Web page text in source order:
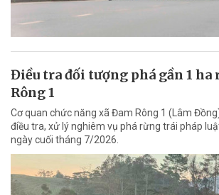
Điều tra đối tượng phá gần 1 ha
Rông 1
Cơ quan chức năng xã Đam Rông 1 (Lâm
điều tra, xử lý nghiêm vụ phá rừng trái pháp
ngày cuối tháng 7/2026.